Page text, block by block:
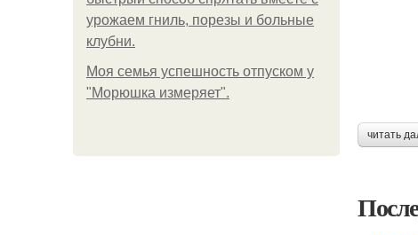
урожаем гниль, порезы и больные
клубни.
Моя семья успешность отпуском у
"Морюшка измеряет".
читать